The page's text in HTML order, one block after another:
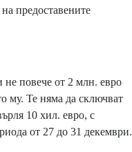
предоставените
не повече от 2 млн. евро
му. Те няма да сключват
10 хил. евро, с
от 27 до 31 декември.